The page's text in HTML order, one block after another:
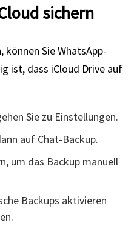
sichern
können Sie WhatsApp-
ist, dass iCloud Drive auf
Sie zu Einstellungen.
auf Chat-Backup.
um das Backup manuell
Backups aktivieren